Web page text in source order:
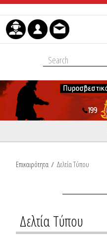
Μετάβαση στο περιεχόμενο
Επικαιρότητα / Δελτία Τύπου
Δελτία Τύπου